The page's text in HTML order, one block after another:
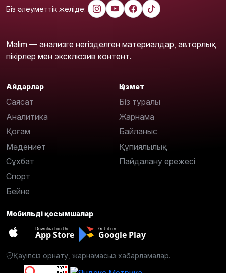
Біз әлеуметтік желіде:
Malim — анализге негізделген материалдар, авторлық
пікірлер мен эксклюзив контент.
Айдарлар
Саясат
Аналитика
Қоғам
Мәдениет
Сұхбат
Спорт
Бейне
Қызмет
Біз туралы
Жарнама
Байланыс
Құпиялылық
Пайдалану ережесі
Мобильді қосымшалар
Download on the
App Store
Get it on
Google Play
Қауіпсіз орнату, жарнамасыз хабарламалар.